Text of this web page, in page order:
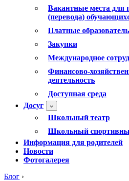
Вакантные места для
(перевода)
Платные
Закупки
Международное
Финансово-
деятельность
Доступная среда
Досуг
Школьный театр
Школьный
Информация для родителей
Новости
Фотогалерея
Блог ›